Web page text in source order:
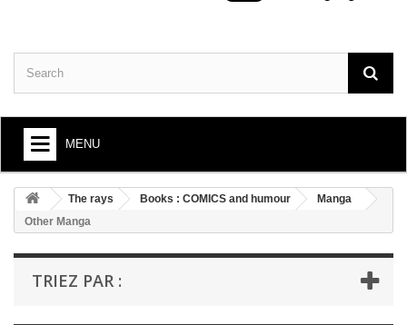
MENU
+
BOOKS : ARTS AND SOCIETY
+
BOOKS : LITERATURE
+
BOOKS : YOUTH
The rays Books : COMICS and humour
Manga
Other Manga
TRIEZ PAR :